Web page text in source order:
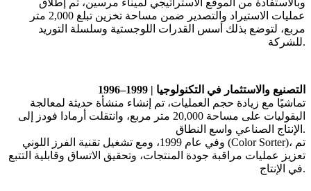
وبالاستفادة من الموقع الاستراتيجي لميناء مرسين، تم
إطلاق
عمليات الاستيراد والتصدير ضمن مساحة تخزين تبلغ
متر
مربع، لتوضع بذلك أسس القدرات اللوجستية وسلسلة التوريد
للشركة.
1996–1999 | التصنيع والاستثمار في التكنولوجيا
تماشيًا مع زيادة حجم العمليات، تم إنشاء منشأة حديثة لمعالجة
البقوليات على مساحة متر مربع، وانتقلت أرمادا فودز
إلى
الإنتاج الصناعي واسع النطاق
.
وفي عام ، ومع تشغيل تقنية الفرز اللوني (Color Sorter)، تم
تعزيز عمليات مراقبة جودة المنتجات، وتحقيق الاتساق وقابلية التتبع
في الإنتاج .